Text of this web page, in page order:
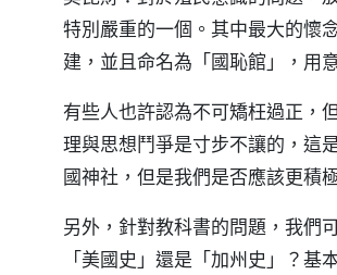
特別嚴重的一個。其中最大的懷
建，並且命名為「國恥館」，用
有些人也許認為不可矯枉過正，
理與思想鬥爭是寸步不讓的，這
國神社，但是我們是否應該更積
另外，針對教科書的問題，我們
「美國史」還是「加州史」？